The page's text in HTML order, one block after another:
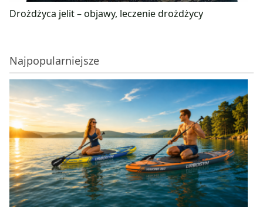
Drożdżyca jelit – objawy, leczenie drożdżycy
Najpopularniejsze